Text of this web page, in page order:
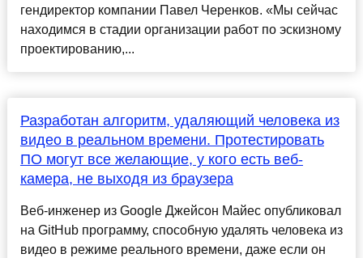
гендиректор компании Павел Черенков. «Мы сейчас
находимся в стадии организации работ по эскизному
проектированию,...
Разработан алгоритм, удаляющий человека из
видео в реальном времени. Протестировать
ПО могут все желающие, у кого есть веб-
камера, не выходя из браузера
Веб-инженер из Google Джейсон Майес опубликовал
на GitHub программу, способную удалять человека из
видео в режиме реального времени, даже если он